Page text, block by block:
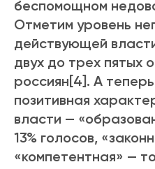
беспомощном
Отметим уровень
действующей
двух до трех пятых
россиян[4]. А
позитивная
власти —
13% голосов,
«компетентная» —